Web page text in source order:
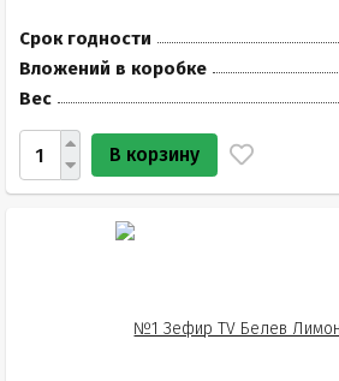
Срок годности
Вложений в коробке
Вес
В корзину